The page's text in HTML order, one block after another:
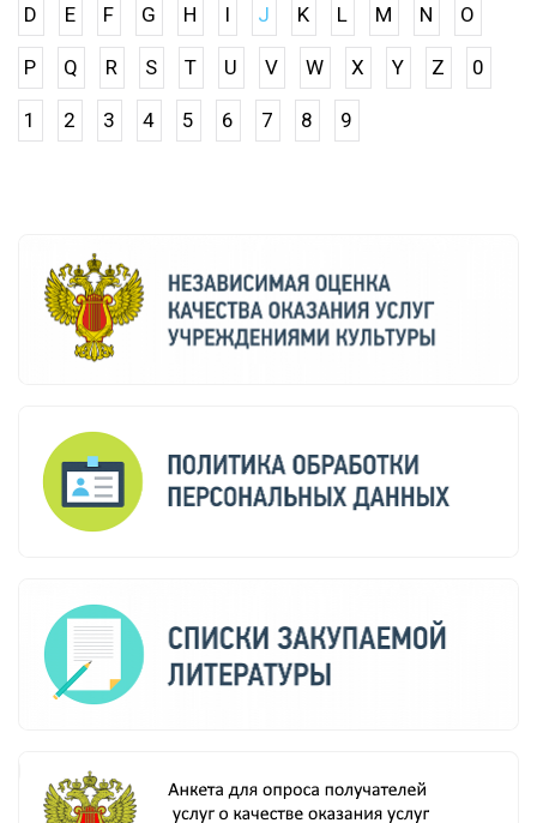
D E F G H I J K L M N O
P Q R S T U V W X Y Z 0
1 2 3 4 5 6 7 8 9